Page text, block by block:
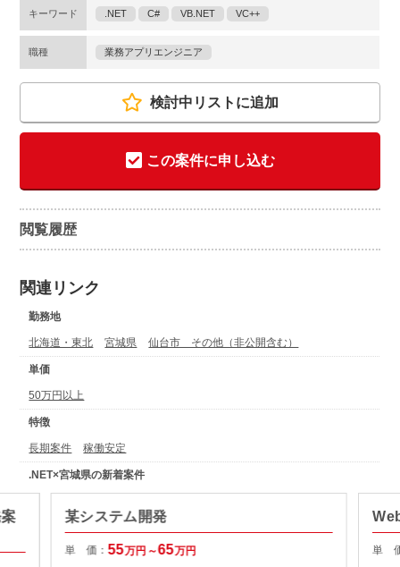
キーワード .NET C# VB.NET VC++
職種 業務アプリエンジニア
検討中リストに追加
この案件に申し込む
閲覧履歴
関連リンク
勤務地
北海道・東北 宮城県 仙台市 その他（非公開含む）
単価
50万円以上
特徴
長期案件 稼働安定
.NET×宮城県の新着案件
某システム開発
単 価：55万円～65万円
単